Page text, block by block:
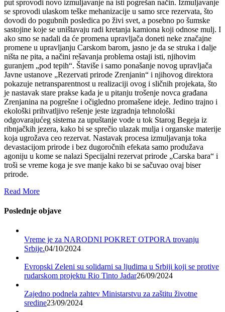
put sprovodi novo izmuljavanje na isti pogrešan način. Izmuljavanje
se sprovodi ulaskom teške mehanizacije u samo srce rezervata, što
dovodi do pogubnih posledica po živi svet, a posebno po šumske
sastojine koje se uništavaju radi kretanja kamiona koji odnose mulj. I
ako smo se nadali da će promena upravljača doneti neke značajne
promene u upravljanju Carskom barom, jasno je da se struka i dalje
ništa ne pita, a načini rešavanja problema ostaji isti, njihovim
guranjem „pod tepih“. Štaviše i samo ponašanje novog upravljača
Javne ustanove „Rezervati prirode Zrenjanin“ i njihovog direktora
pokazuje netransparentnost u realizaciji ovog i sličnih projekata, što
je nastavak stare prakse kada je u pitanju trošenje novca građana
Zrenjanina na pogrešne i očigledno promašene ideje. Jedino trajno i
ekološki prihvatljivo rešenje jeste izgradnja tehnološki
odgovarajućeg sistema za upuštanje vode u tok Starog Begeja iz
ribnjačkih jezera, kako bi se sprečio ulazak mulja i organske materije
koja ugrožava ceo rezervat. Nastavak procesa izmuljavanja toka
devastacijom prirode i bez dugoročnih efekata samo produžava
agoniju u kome se nalazi Specijalni rezervat prirode „Carska bara“ i
troši se vreme koga je sve manje kako bi se sačuvao ovaj biser
prirode.
Read More
Poslednje objave
Vreme je za NARODNI POKRET OTPORA trovanju
Srbije.04/10/2024
Evropski Zeleni su solidarni sa ljudima u Srbiji koji se protive
rudarskom projektu Rio Tinto Jadar26/09/2024
Zajedno podnela zahtev Ministarstvu za zaštitu životne
sredine23/09/2024